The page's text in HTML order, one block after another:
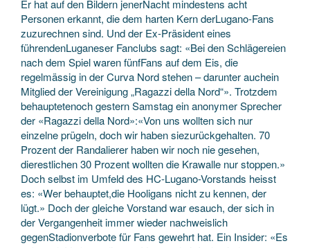
Er hat auf den Bildern jenerNacht mindestens acht
Personen erkannt, die dem harten Kern derLugano-Fans
zuzurechnen sind. Und der Ex-Präsident eines
führendenLuganeser Fanclubs sagt: «Bei den Schlägereien
nach dem Spiel waren fünfFans auf dem Eis, die
regelmässig in der Curva Nord stehen – darunter auchein
Mitglied der Vereinigung „Ragazzi della Nord“». Trotzdem
behauptetenoch gestern Samstag ein anonymer Sprecher
der «Ragazzi della Nord»:«Von uns wollten sich nur
einzelne prügeln, doch wir haben siezurückgehalten. 70
Prozent der Randalierer haben wir noch nie gesehen,
dierestlichen 30 Prozent wollten die Krawalle nur stoppen.»
Doch selbst im Umfeld des HC-Lugano-Vorstands heisst
es: «Wer behauptet,die Hooligans nicht zu kennen, der
lügt.» Doch der gleiche Vorstand war esauch, der sich in
der Vergangenheit immer wieder nachweislich
gegenStadionverbote für Fans gewehrt hat. Ein Insider: «Es